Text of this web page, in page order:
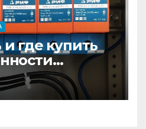
где купить
от